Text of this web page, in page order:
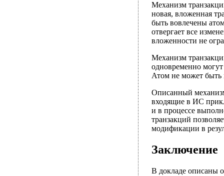
Механизм
новая, вложенная
быть вовлечены
отвергает все
вложенности не
Механизм
одновременно
Атом не может быть
Описанный
входящие в ИС
и в процессе
транзакций
модификации в
Заключение
В докладе описаны